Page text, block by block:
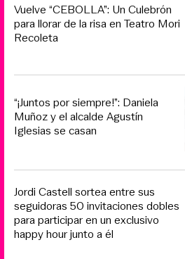
Vuelve “CEBOLLA”: Un Culebrón
para llorar de la risa en Teatro Mori
Recoleta
“¡Juntos por siempre!”: Daniela
Muñoz y el alcalde Agustín
Iglesias se casan
Jordi Castell sortea entre sus
seguidoras 50 invitaciones dobles
para participar en un exclusivo
happy hour junto a él